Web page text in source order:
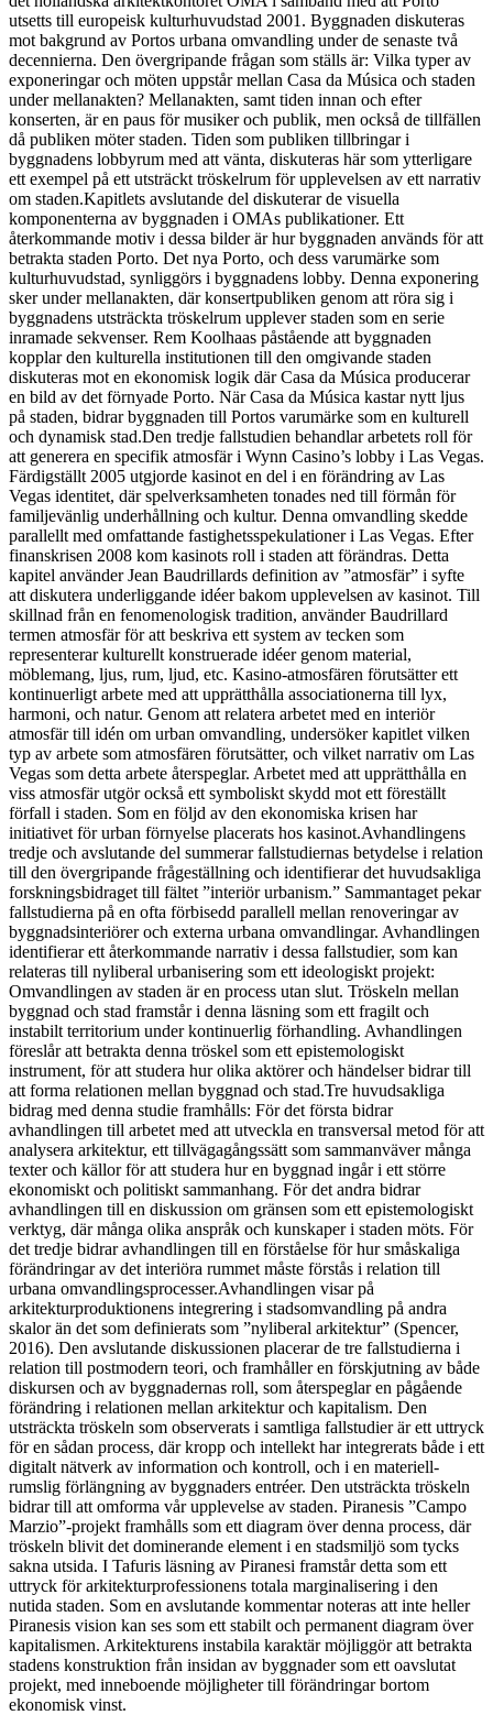
utsetts till europeisk kulturhuvudstad 2001. Byggnaden diskuteras
mot bakgrund av Portos urbana omvandling under de senaste två
decennierna. Den övergripande frågan som ställs är: Vilka typer av
exponeringar och möten uppstår mellan Casa da Música och staden
under mellanakten? Mellanakten, samt tiden innan och efter
konserten, är en paus för musiker och publik, men också de tillfällen
då publiken möter staden. Tiden som publiken tillbringar i
byggnadens lobbyrum med att vänta, diskuteras här som ytterligare
ett exempel på ett utsträckt tröskelrum för upplevelsen av ett narrativ
om staden.Kapitlets avslutande del diskuterar de visuella
komponenterna av byggnaden i OMAs publikationer. Ett
återkommande motiv i dessa bilder är hur byggnaden används för att
betrakta staden Porto. Det nya Porto, och dess varumärke som
kulturhuvudstad, synliggörs i byggnadens lobby. Denna exponering
sker under mellanakten, där konsertpubliken genom att röra sig i
byggnadens utsträckta tröskelrum upplever staden som en serie
inramade sekvenser. Rem Koolhaas påstående att byggnaden
kopplar den kulturella institutionen till den omgivande staden
diskuteras mot en ekonomisk logik där Casa da Música producerar
en bild av det förnyade Porto. När Casa da Música kastar nytt ljus
på staden, bidrar byggnaden till Portos varumärke som en kulturell
och dynamisk stad.Den tredje fallstudien behandlar arbetets roll för
att generera en specifik atmosfär i Wynn Casino’s lobby i Las Vegas.
Färdigställt 2005 utgjorde kasinot en del i en förändring av Las
Vegas identitet, där spelverksamheten tonades ned till förmån för
familjevänlig underhållning och kultur. Denna omvandling skedde
parallellt med omfattande fastighetsspekulationer i Las Vegas. Efter
finanskrisen 2008 kom kasinots roll i staden att förändras. Detta
kapitel använder Jean Baudrillards definition av ”atmosfär” i syfte
att diskutera underliggande idéer bakom upplevelsen av kasinot. Till
skillnad från en fenomenologisk tradition, använder Baudrillard
termen atmosfär för att beskriva ett system av tecken som
representerar kulturellt konstruerade idéer genom material,
möblemang, ljus, rum, ljud, etc. Kasino-atmosfären förutsätter ett
kontinuerligt arbete med att upprätthålla associationerna till lyx,
harmoni, och natur. Genom att relatera arbetet med en interiör
atmosfär till idén om urban omvandling, undersöker kapitlet vilken
typ av arbete som atmosfären förutsätter, och vilket narrativ om Las
Vegas som detta arbete återspeglar. Arbetet med att upprätthålla en
viss atmosfär utgör också ett symboliskt skydd mot ett föreställt
förfall i staden. Som en följd av den ekonomiska krisen har
initiativet för urban förnyelse placerats hos kasinot.Avhandlingens
tredje och avslutande del summerar fallstudiernas betydelse i relation
till den övergripande frågeställning och identifierar det huvudsakliga
forskningsbidraget till fältet ”interiör urbanism.” Sammantaget pekar
fallstudierna på en ofta förbisedd parallell mellan renoveringar av
byggnadsinteriörer och externa urbana omvandlingar. Avhandlingen
identifierar ett återkommande narrativ i dessa fallstudier, som kan
relateras till nyliberal urbanisering som ett ideologiskt projekt:
Omvandlingen av staden är en process utan slut. Tröskeln mellan
byggnad och stad framstår i denna läsning som ett fragilt och
instabilt territorium under kontinuerlig förhandling. Avhandlingen
föreslår att betrakta denna tröskel som ett epistemologiskt
instrument, för att studera hur olika aktörer och händelser bidrar till
att forma relationen mellan byggnad och stad.Tre huvudsakliga
bidrag med denna studie framhålls: För det första bidrar
avhandlingen till arbetet med att utveckla en transversal metod för att
analysera arkitektur, ett tillvägagångssätt som sammanväver många
texter och källor för att studera hur en byggnad ingår i ett större
ekonomiskt och politiskt sammanhang. För det andra bidrar
avhandlingen till en diskussion om gränsen som ett epistemologiskt
verktyg, där många olika anspråk och kunskaper i staden möts. För
det tredje bidrar avhandlingen till en förståelse för hur småskaliga
förändringar av det interiöra rummet måste förstås i relation till
urbana omvandlingsprocesser.Avhandlingen visar på
arkitekturproduktionens integrering i stadsomvandling på andra
skalor än det som definierats som ”nyliberal arkitektur” (Spencer,
2016). Den avslutande diskussionen placerar de tre fallstudierna i
relation till postmodern teori, och framhåller en förskjutning av både
diskursen och av byggnadernas roll, som återspeglar en pågående
förändring i relationen mellan arkitektur och kapitalism. Den
utsträckta tröskeln som observerats i samtliga fallstudier är ett uttryck
för en sådan process, där kropp och intellekt har integrerats både i ett
digitalt nätverk av information och kontroll, och i en materiell-
rumslig förlängning av byggnaders entréer. Den utsträckta tröskeln
bidrar till att omforma vår upplevelse av staden. Piranesis ”Campo
Marzio”-projekt framhålls som ett diagram över denna process, där
tröskeln blivit det dominerande element i en stadsmiljö som tycks
sakna utsida. I Tafuris läsning av Piranesi framstår detta som ett
uttryck för arkitekturprofessionens totala marginalisering i den
nutida staden. Som en avslutande kommentar noteras att inte heller
Piranesis vision kan ses som ett stabilt och permanent diagram över
kapitalismen. Arkitekturens instabila karaktär möjliggör att betrakta
stadens konstruktion från insidan av byggnader som ett oavslutat
projekt, med inneboende möjligheter till förändringar bortom
ekonomisk vinst.